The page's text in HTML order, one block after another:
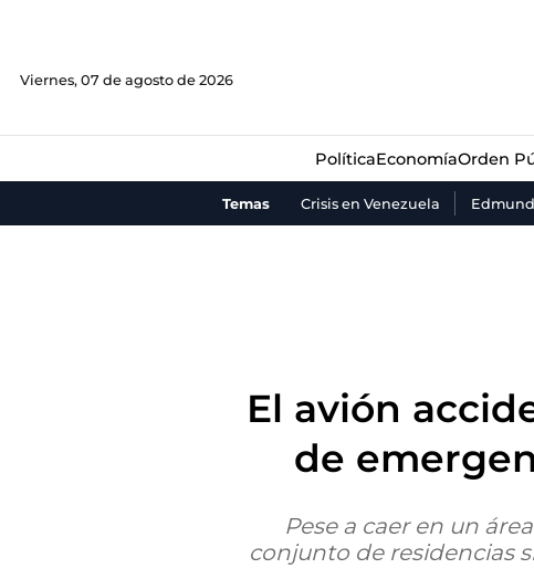
Viernes, 07 de agosto de 2026
PolíticaEconomíaOrden
Temas Crisis en Venezuela
El avión
de
Pese a caer en un
conjunto de residencias